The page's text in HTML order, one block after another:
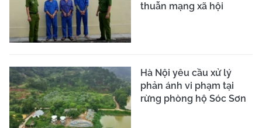
thuẫn mạng xã hội
Hà Nội yêu cầu xử lý
phản ánh vi phạm tại
rừng phòng hộ Sóc Sơn